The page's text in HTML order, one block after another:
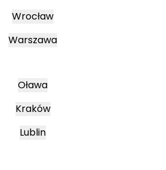
Wrocław
Warszawa
Oława
Kraków
Lublin